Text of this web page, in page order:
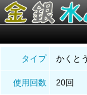
タイプ かくとう
使用回数 20回